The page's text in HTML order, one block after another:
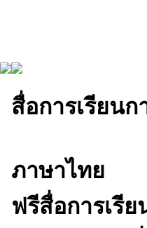
สื่อการเรียนก
ภาษาไทย
ฟรีสื่อการเรี